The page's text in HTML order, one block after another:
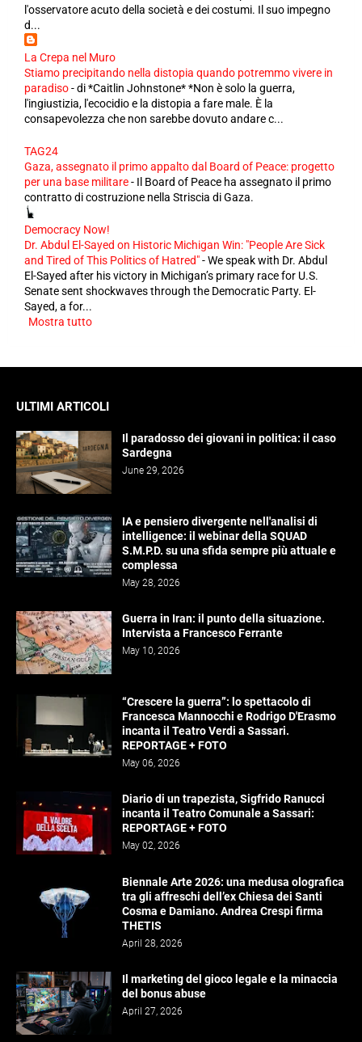
l'osservatore acuto della società e dei costumi. Il suo impegno
d...
La Crepa nel Muro
Stiamo precipitando nella distopia quando potremmo vivere in
paradiso-di *Caitlin Johnstone* *Non è solo la guerra,
l'ingiustizia, l'ecocidio e la distopia a fare male. È la
consapevolezza che non sarebbe dovuto andare c...
TAG24
Gaza, assegnato il primo appalto dal Board of Peace: progetto
per una base militare- Il Board of Peace ha assegnato il primo
contratto di costruzione nella Striscia di Gaza.
Democracy Now!
Dr. Abdul El-Sayed on Historic Michigan Win: "People Are Sick
and Tired of This Politics of Hatred"-We speak with Dr. Abdul
El-Sayed after his victory in Michigan’s primary race for U.S.
Senate sent shockwaves through the Democratic Party. El-
Sayed, a for...
Mostra tutto
ULTIMI ARTICOLI
Il paradosso dei giovani in politica: il caso
Sardegna
June 29, 2026
IA e pensiero divergente nell'analisi di
intelligence: il webinar della SQUAD
S.M.P.D. su una sfida sempre più attuale e
complessa
May 28, 2026
Guerra in Iran: il punto della situazione.
Intervista a Francesco Ferrante
May 10, 2026
“Crescere la guerra”: lo spettacolo di
Francesca Mannocchi e Rodrigo D'Erasmo
incanta il Teatro Verdi a Sassari.
REPORTAGE + FOTO
May 06, 2026
Diario di un trapezista, Sigfrido Ranucci
incanta il Teatro Comunale a Sassari:
REPORTAGE + FOTO
May 02, 2026
Biennale Arte 2026: una medusa olografica
tra gli affreschi dell’ex Chiesa dei Santi
Cosma e Damiano. Andrea Crespi firma
THETIS
April 28, 2026
Il marketing del gioco legale e la minaccia
del bonus abuse
April 27, 2026